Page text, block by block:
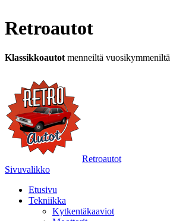
Retroautot
Klassikkoautot menneiltä vuosikymmeniltä
Retroautot
Sivuvalikko
Etusivu
Tekniikka
Kytkentäkaaviot